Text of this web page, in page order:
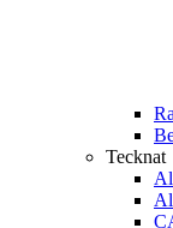
Tecknat